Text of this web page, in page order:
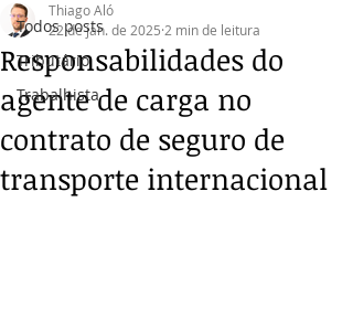
Todos posts
Tributário
Trabalhista
Responsabilidades do
agente de carga no
contrato de seguro de
transporte internacional
Thiago Aló
22 de jan. de 2025 2 min de leitura